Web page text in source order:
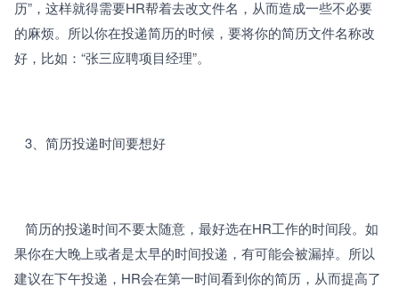
历”，这样就得需要HR帮着去改文件名，从而造成一些不必要
的麻烦。所以你在投递简历的时候，要将你的简历文件名称改
好，比如：“张三应聘项目经理”。
   3、
简历投递时间要想好
果你在大晚上或者是太早的时间投递，有可能会被漏掉。所以
建议在下午投递，HR会在第一时间看到你的简历，从而提高了